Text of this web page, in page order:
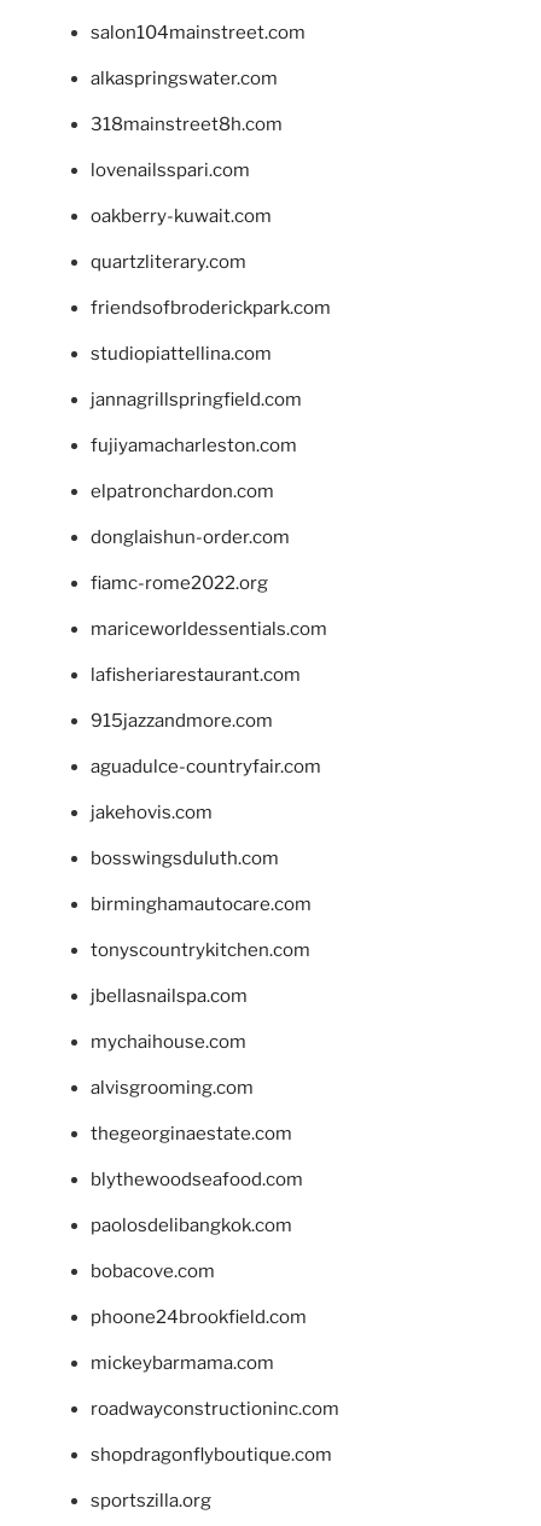
salon104mainstreet.com
alkaspringswater.com
318mainstreet8h.com
lovenailsspari.com
oakberry-kuwait.com
quartzliterary.com
friendsofbroderickpark.com
studiopiattellina.com
jannagrillspringfield.com
fujiyamacharleston.com
elpatronchardon.com
donglaishun-order.com
fiamc-rome2022.org
mariceworldessentials.com
lafisheriarestaurant.com
915jazzandmore.com
aguadulce-countryfair.com
jakehovis.com
bosswingsduluth.com
birminghamautocare.com
tonyscountrykitchen.com
jbellasnailspa.com
mychaihouse.com
alvisgrooming.com
thegeorginaestate.com
blythewoodseafood.com
paolosdelibangkok.com
bobacove.com
phoone24brookfield.com
mickeybarmama.com
roadwayconstructioninc.com
shopdragonflyboutique.com
sportszilla.org